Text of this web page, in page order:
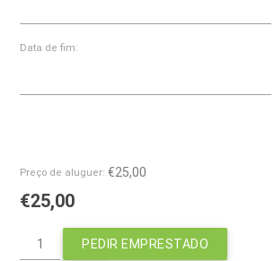
Data de fim:
Preço de aluguer: €25,00
€25,00
PEDIR EMPRESTADO